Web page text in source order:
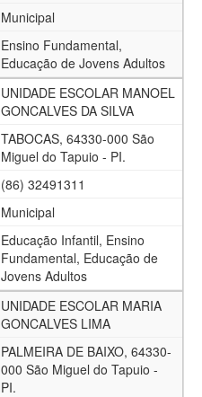
Municipal
Ensino Fundamental,
Educação de Jovens Adultos
UNIDADE ESCOLAR MANOEL
GONCALVES DA SILVA
TABOCAS, 64330-000 São
Miguel do Tapuio - PI.
(86) 32491311
Municipal
Educação Infantil, Ensino
Fundamental, Educação de
Jovens Adultos
UNIDADE ESCOLAR MARIA
GONCALVES LIMA
PALMEIRA DE BAIXO, 64330-
000 São Miguel do Tapuio -
PI.